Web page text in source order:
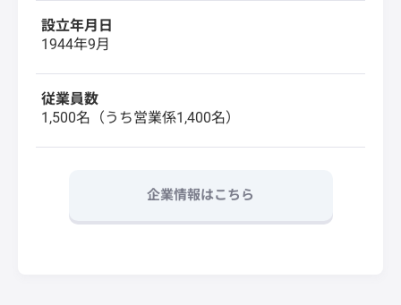
設立年月日
1944年9月
従業員数
1,500名（うち営業係1,400名）
企業情報はこちら